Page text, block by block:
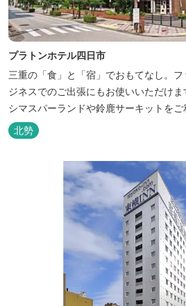
プラトンホテル四日市
三重の「食」と「宿」でおもてなし。
ジネスでのご出張にもお使いいただけ
シマスパーランドや鈴鹿サーキットを
食、イタリアン、中華と多彩な三重の味
い。近鉄四日市駅から徒歩３分と、公共
北勢